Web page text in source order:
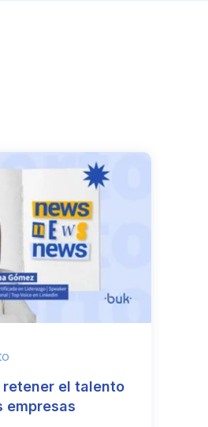
el talento
empresas